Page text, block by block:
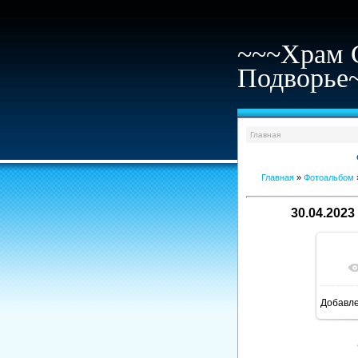
~~~Храм
Главная
Главная» Фотоальбом